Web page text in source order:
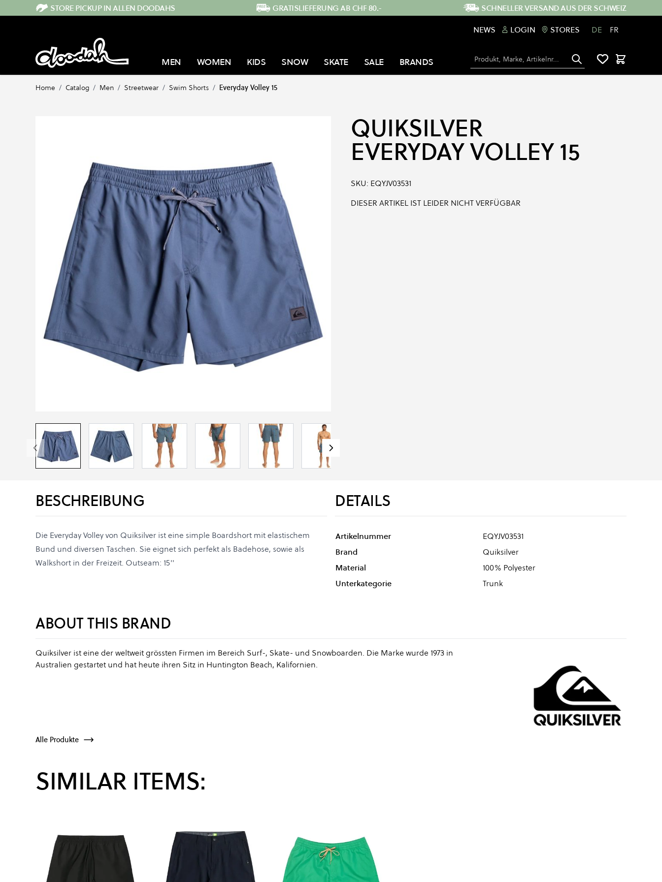
Direkt zum InhaltSTORE PICKUP IN ALLEN DOODAHS GRATISLIEFERUNG AB CHF 80.-
SCHNELLER VERSAND AUS DER SCHWEIZ
NEWS
LOGIN STORES DE FR
MEN WOMEN KIDS SNOW SKATE SALE BRANDS Suche Warenkorb
Home / Catalog / Men / Streetwear / Swim Shorts / Everyday Volley 15
QUIKSILVER
EVERYDAY VOLLEY 15
SKU: EQYJV03531
DIESER ARTIKEL IST LEIDER NICHT VERFÜGBAR
BESCHREIBUNG
Die Everyday Volley von Quiksilver ist eine simple Boardshort mit elastischem
Bund und diversen Taschen. Sie eignet sich perfekt als Badehose, sowie als
Walkshort in der Freizeit. Outseam: 15''
DETAILS
Artikelnummer
EQYJV03531
Brand
Quiksilver
Material
100% Polyester
Unterkategorie
Trunk
ABOUT THIS BRAND
Quiksilver ist eine der weltweit grössten Firmen im Bereich Surf-, Skate- und Snowboarden. Die Marke wurde 1973 in
Australien gestartet und hat heute ihren Sitz in Huntington Beach, Kalifornien.
Alle Produkte
SIMILAR ITEMS: